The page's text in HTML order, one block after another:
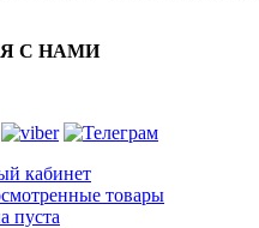
С НАМИ
кабинет
товары
пуста